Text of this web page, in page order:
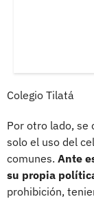
Colegio Tilatá
Por otro lado, se
solo el uso del
comunes. Ante
su propia
prohibición,